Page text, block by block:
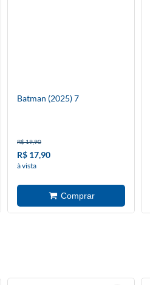
Batman (2025) 7
R$ 19,90
R$ 17,90
à vista